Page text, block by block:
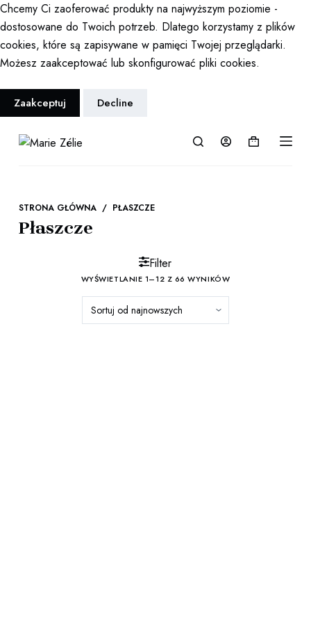
P
r
z
e
j
d
d
e
Chcemy Ci zaoferować produkty na najwyższym poziomie -
dostosowane do Twoich potrzeb. Dlatego korzystamy z plików
cookies, które są zapisywane w pamięci Twojej przeglądarki.
Możesz zaakceptować lub skonfigurować pliki cookies.
Zaakceptuj Decline
Koszyk
STRONA GŁÓWNA / PŁASZCZE
Płaszcze
Filter
WYŚWIETLANIE 1–12 Z 66 WYNIKÓW